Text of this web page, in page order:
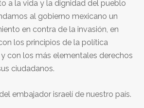
a la vida y la dignidad del pueblo
al gobierno mexicano un
en contra de la invasión, en
los principios de la política
con los más elementales derechos
ciudadanos.
embajador israelí de nuestro país.